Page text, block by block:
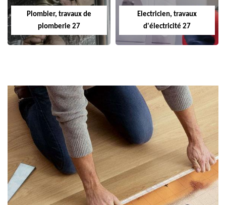
Plombier, travaux de
plomberie 27
Electricien, travaux
d'électricité 27